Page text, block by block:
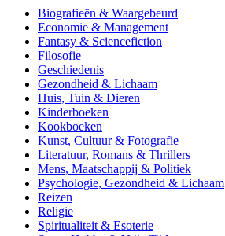
Biografieën & Waargebeurd
Economie & Management
Fantasy & Sciencefiction
Filosofie
Geschiedenis
Gezondheid & Lichaam
Huis, Tuin & Dieren
Kinderboeken
Kookboeken
Kunst, Cultuur & Fotografie
Literatuur, Romans & Thrillers
Mens, Maatschappij & Politiek
Psychologie, Gezondheid & Lichaam
Reizen
Religie
Spiritualiteit & Esoterie